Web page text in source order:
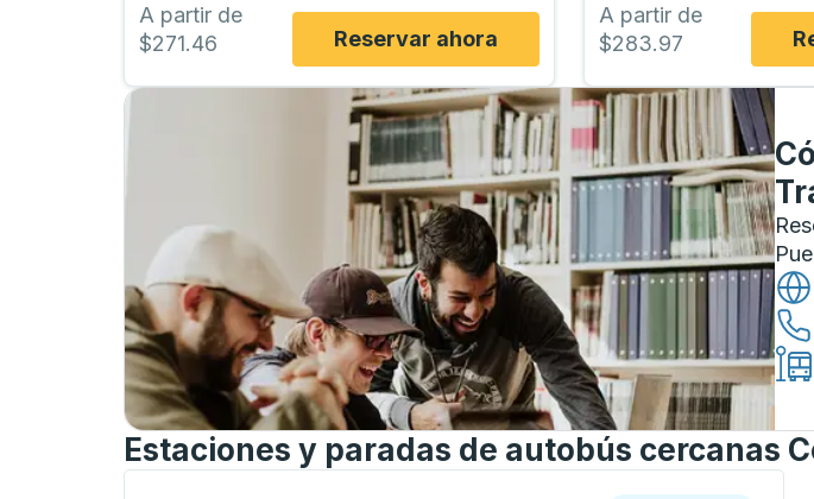
A partir de
$271.46
Reservar ahora
A partir de
$283.97
Estaciones y paradas de autobús cercanas